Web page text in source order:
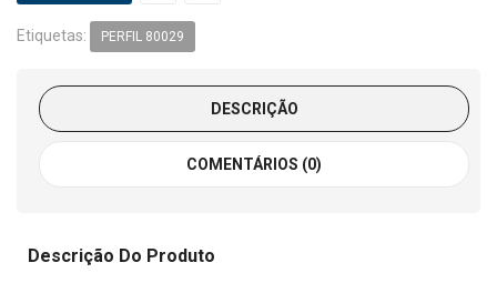
Etiquetas: PERFIL 80029
DESCRIÇÃO
COMENTÁRIOS (0)
Descrição Do Produto